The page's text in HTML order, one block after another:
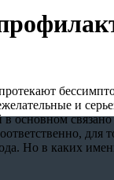
и
в основном
Но в каких